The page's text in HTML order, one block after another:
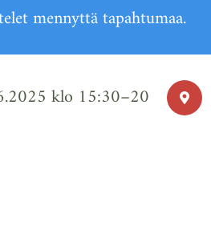
mennyttä tapahtumaa.
klo 15:30–20